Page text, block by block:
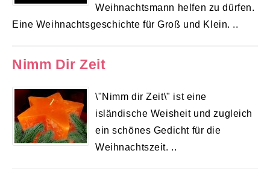
Weihnachtsmann helfen zu dürfen.
Eine Weihnachtsgeschichte für Groß und Klein. ..
Nimm Dir Zeit
\"Nimm dir Zeit\" ist eine
isländische Weisheit und zugleich
ein schönes Gedicht für die
Weihnachtszeit. ..